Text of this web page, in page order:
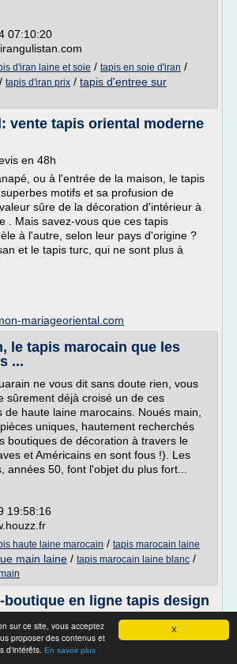
X
sur ce site, vous acceptez
proposer des contenus et
d'intérêts. En savoir plus
07:10:20
d'iran laine et soie / tapis en soie d'iran /
/ tapis d'iran prix / tapis d'entree sur
vente tapis oriental moderne
en 48h
ou à l'entrée de la maison, le tapis
motifs et sa profusion de
sûre de la décoration d'intérieur à
. Mais savez-vous que ces tapis
à l'autre, selon leur pays d'origine ?
et le tapis turc, qui ne sont plus à
mariageoriental.com
le tapis marocain que les
...
ne vous dit sans doute rien, vous
sûrement déjà croisé un de ces
de haute laine marocains. Noués main,
uniques, hautement recherchés
boutiques de décoration à travers le
et Américains en sont fous !). Les
années 50, font l'objet du plus fort...
19:58:16
haute laine marocain / tapis marocain laine
main laine / tapis marocain laine blanc /
boutique en ligne tapis design
Aratextil
Aratextil 100% coton